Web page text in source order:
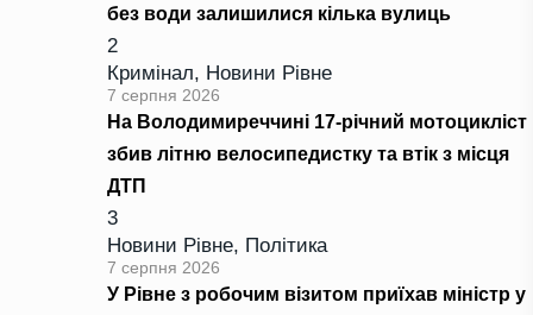
без води залишилися кілька вулиць
2
Кримінал, Новини Рівне
7 серпня 2026
На Володимиреччині 17-річний мотоцикліст
збив літню велосипедистку та втік з місця
ДТП
3
Новини Рівне, Політика
7 серпня 2026
У Рівне з робочим візитом приїхав міністр у